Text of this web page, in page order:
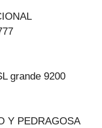
grande 9200
Y PEDRAGOSA